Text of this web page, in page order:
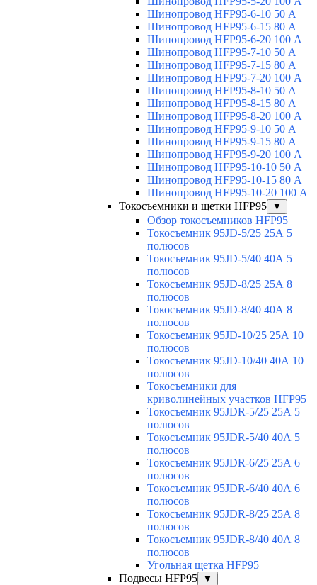
Шинопровод HFP95-6-10 50 А
Шинопровод HFP95-6-15 80 А
Шинопровод HFP95-6-20 100 А
Шинопровод HFP95-7-10 50 А
Шинопровод HFP95-7-15 80 А
Шинопровод HFP95-7-20 100 А
Шинопровод HFP95-8-10 50 А
Шинопровод HFP95-8-15 80 А
Шинопровод HFP95-8-20 100 А
Шинопровод HFP95-9-10 50 А
Шинопровод HFP95-9-15 80 А
Шинопровод HFP95-9-20 100 А
Шинопровод HFP95-10-10 50 А
Шинопровод HFP95-10-15 80 А
Шинопровод HFP95-10-20 100 А
Токосъемники и щетки HFP95
▼
Обзор токосъемников HFP95
Токосъемник 95JD-5/25 25А 5
полюсов
Токосъемник 95JD-5/40 40А 5
полюсов
Токосъемник 95JD-8/25 25А 8
полюсов
Токосъемник 95JD-8/40 40А 8
полюсов
Токосъемник 95JD-10/25 25А 10
полюсов
Токосъемник 95JD-10/40 40А 10
полюсов
Токосъемники для
криволинейных участков HFP95
Токосъемник 95JDR-5/25 25А 5
полюсов
Токосъемник 95JDR-5/40 40А 5
полюсов
Токосъемник 95JDR-6/25 25А 6
полюсов
Токосъемник 95JDR-6/40 40А 6
полюсов
Токосъемник 95JDR-8/25 25А 8
полюсов
Токосъемник 95JDR-8/40 40А 8
полюсов
Угольная щетка HFP95
Подвесы HFP95
▼